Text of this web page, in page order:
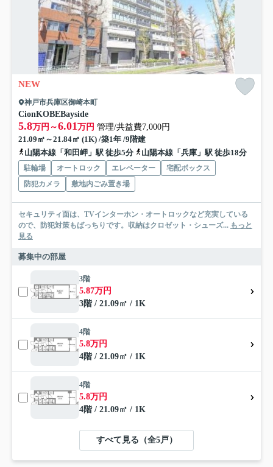
NEW
神戸市兵庫区御崎本町
CionKOBEBayside
5.8万円～6.01 万円 管理/共益費7,000円
21.09㎡～21.84㎡ (1K) /築1年 /9階建
山陽本線「和田岬」駅 徒歩5分
山陽本線「兵庫」駅 徒歩18分
駐輪場 オートロック エレベーター
宅配ボックス
防犯カメラ
敷地内ごみ置き場
セキュリティ面は、TVインターホン・オートロックなど充実している
ので、防犯対策もばっちりです。収納はクロゼット・シューズ... もっと
見る
募集中の部屋
3階
5.87万円
3階 / 21.09㎡ / 1K
4階
5.8万円
4階 / 21.09㎡ / 1K
4階
5.8万円
4階 / 21.09㎡ / 1K
すべて見る（全5戸）